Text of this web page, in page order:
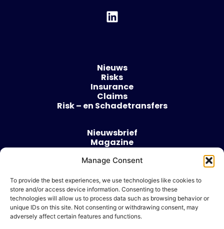
Manage Consent
To provide the best experiences, we use technologies like cookies to
store and/or access device information. Consenting to these
technologies will allow us to process data such as browsing behavior or
unique IDs on this site. Not consenting or withdrawing consent, may
adversely affect certain features and functions.
Nieuws
Risks
Insurance
Claims
Risk – en Schadetransfers
Nieuwsbrief
Magazine
Over
Algemene voorwaarden
Cookie beleid